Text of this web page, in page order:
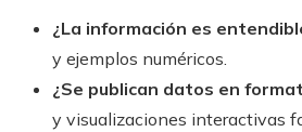
¿La información es
y ejemplos numéricos.
¿Se publican datos en
y visualizaciones interactivas